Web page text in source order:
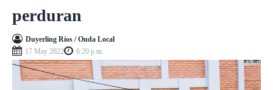
perduran
Duyerling Ríos / Onda Local
17 May 2022
6:20 p.m.